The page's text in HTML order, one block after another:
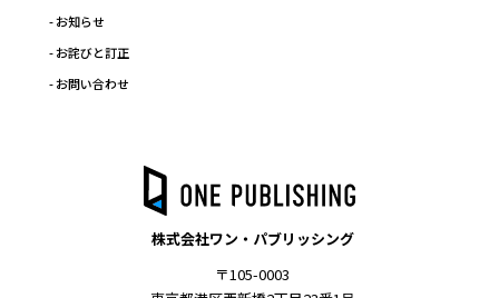
- お知らせ
- お詫びと訂正
- お問い合わせ
株式会社ワン・パブリッシング
〒105-0003